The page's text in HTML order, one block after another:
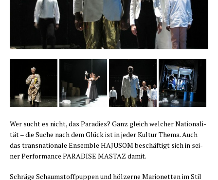
Wer sucht es nicht, das Para­dies? Ganz gleich wel­cher Natio­na­li­
tät – die Suche nach dem Glück ist in jeder Kul­tur The­ma. Auch
das trans­na­tio­na­le Ensem­ble HAJUSOM beschäf­tigt sich in sei­
ner Per­for­mance PARADISE MASTAZ damit.
Schrä­ge Schaum­stoff­pup­pen und höl­zer­ne Mario­net­ten im Stil